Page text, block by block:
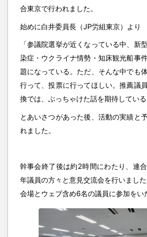
合東京で行われました。
始めに白井委員長（JP労組東京）より
「参議院選挙が近くなっている中、新
染症・ウクライナ情勢・知床観光船事
題になっている。ただ、そんな中でも
行って、投票に行ってほしい。推薦議
換では、ぶっちゃけた話を期待している
とあいさつがあった後、活動の実績と
れました。
幹事会終了後は約2時間にわたり、連
年議員の方々と意見交流会を行いました
会場とウェブ含め6名の議員に参加をい